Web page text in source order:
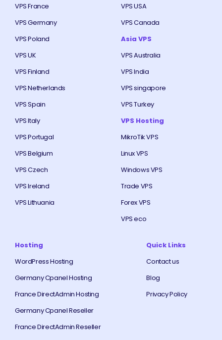
VPS France
VPS Germany
VPS Poland
VPS UK
VPS Finland
VPS Netherlands
VPS Spain
VPS Italy
VPS Portugal
VPS Belgium
VPS Czech
VPS Ireland
VPS Lithuania
VPS USA
VPS Canada
Asia VPS
VPS Australia
VPS India
VPS singapore
VPS Turkey
VPS Hosting
MikroTik VPS
Linux VPS
Windows VPS
Trade VPS
Forex VPS
VPS eco
Hosting
WordPress Hosting
Germany Cpanel Hosting
France DirectAdmin Hosting
Germany Cpanel Reseller
France DirectAdmin Reseller
Quick Links
Contact us
Blog
Privacy Policy